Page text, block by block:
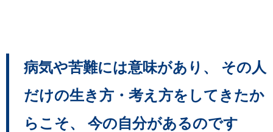
病気や苦難には意味があり、 その人
だけの生き方・考え方をしてきたか
らこそ、 今の自分があるのです